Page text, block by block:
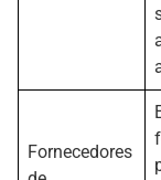
Fornecedores